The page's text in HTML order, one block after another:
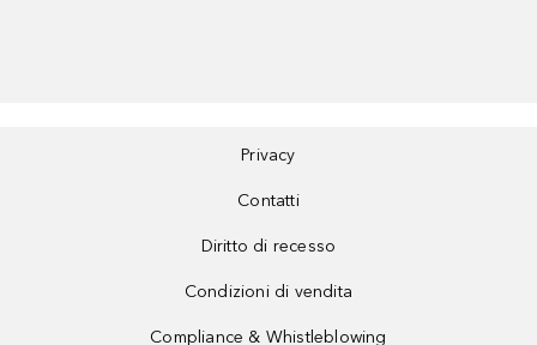
Privacy
Contatti
Diritto di recesso
Condizioni di vendita
Compliance & Whistleblowing